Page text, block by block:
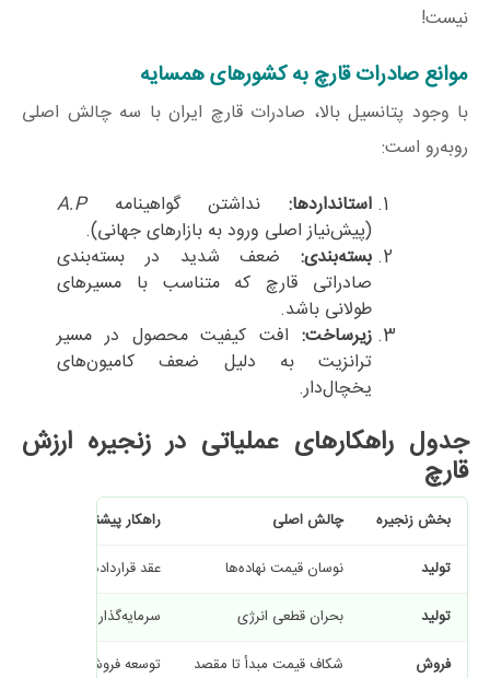
نیست!
موانع صادرات قارچ به کشورهای همسایه
با وجود پتانسیل بالا، صادرات قارچ ایران با سه چالش اصلی
روبه‌رو است:
استانداردها: نداشتن گواهینامهA.P
(پیش‌نیاز اصلی ورود به بازارهای جهانی).
بسته‌بندی: ضعف شدید در بسته‌بندی
صادراتی قارچ که متناسب با مسیرهای
طولانی باشد.
زیرساخت: افت کیفیت محصول در مسیر
ترانزیت به دلیل ضعف کامیون‌های
یخچال‌دار.
جدول راهکارهای عملیاتی در زنجیره ارزش
قارچ
بخش زنجیره چالش اصلی
راهکار پیشنهادی
تولید
نوسان قیمت نهاده‌ها
عقد قراردادهای بلندمدت
تولید
بحران قطعی انرژی
سرمایه‌گذاری در تجهیزات
فروش
شکاف قیمت مبدأ تا مقصد
توسعه فروش مستقیم،